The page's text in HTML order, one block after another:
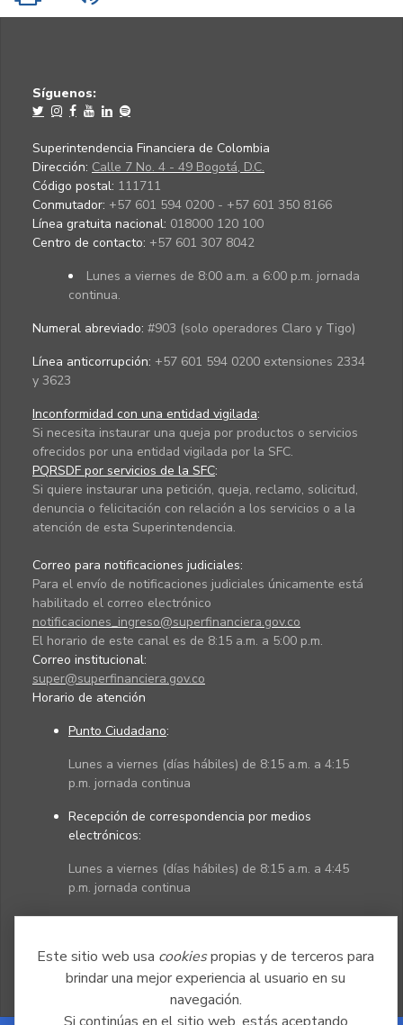
Este sitio web usa cookiespropias y de terceros para
brindar una mejor experiencia al usuario en su
navegación.
Síguenos:
Superintendencia Financiera de Colombia
Dirección: Calle 7 No. 4 - 49 Bogotá, D.C.
Código postal: 111711
Conmutador: +57 601 594 0200 - +57 601 350 8166
Línea gratuita nacional: 018000 120 100
Centro de contacto: +57 601 307 8042
Lunes a viernes de 8:00 a.m. a 6:00 p.m. jornada
continua.
Numeral abreviado: #903 (solo operadores Claro y Tigo)
Línea anticorrupción: +57 601 594 0200 extensiones 2334
y 3623
Inconformidad con una entidad vigilada:
Si necesita instaurar una queja por productos o servicios
ofrecidos por una entidad vigilada por la SFC.
PQRSDF por servicios de la SFC:
Si quiere instaurar una petición, queja, reclamo, solicitud,
denuncia o felicitación con relación a los servicios o a la
atención de esta Superintendencia.
Correo para notificaciones judiciales:
Para el envío de notificaciones judiciales únicamente está
habilitado el correo electrónico
notificaciones_ingreso@superfinanciera.gov.co
El horario de este canal es de 8:15 a.m. a 5:00 p.m.
Correo institucional:
super@superfinanciera.gov.co
Horario de atención
Punto Ciudadano:
Lunes a viernes (días hábiles) de 8:15 a.m. a 4:15
p.m. jornada continua
Recepción de correspondencia por medios
electrónicos:
Lunes a viernes (días hábiles) de 8:15 a.m. a 4:45
p.m. jornada continua